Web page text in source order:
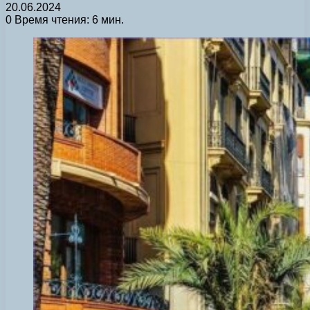
20.06.2024
0 Время чтения: 6 мин.